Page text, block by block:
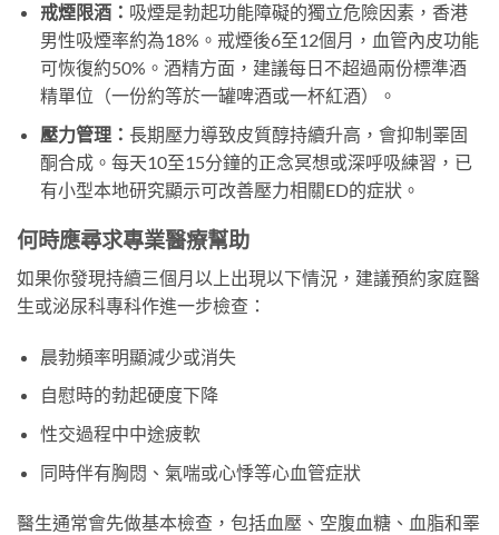
戒煙限酒： 吸煙是勃起功能障礙的獨立危險因素，香港
男性吸煙率約為18%。戒煙後6至12個月，血管內皮功能
可恢復約50%。酒精方面，建議每日不超過兩份標準酒
精單位（一份約等於一罐啤酒或一杯紅酒）。
壓力管理： 長期壓力導致皮質醇持續升高，會抑制睪固
酮合成。每天10至15分鐘的正念冥想或深呼吸練習，已
有小型本地研究顯示可改善壓力相關ED的症狀。
何時應尋求專業醫療幫助
如果你發現持續三個月以上出現以下情況，建議預約家庭醫
生或泌尿科專科作進一步檢查：
晨勃頻率明顯減少或消失
自慰時的勃起硬度下降
性交過程中中途疲軟
同時伴有胸悶、氣喘或心悸等心血管症狀
醫生通常會先做基本檢查，包括血壓、空腹血糖、血脂和睪